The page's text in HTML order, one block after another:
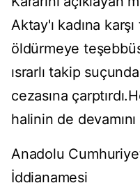
Aktay'ı kadına
öldürmeye
ısrarlı takip
cezasına
halinin de devamını
Anadolu Cumhuriyet
İddianamesi